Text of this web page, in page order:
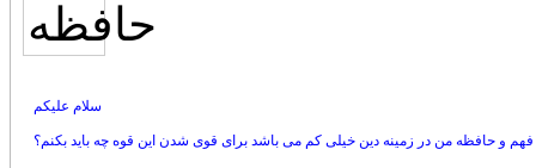
سلام علیکم
فهم و حافظه من در زمینه دین خیلی کم می باشد برای قوی شدن این قوه چه باید بکنم؟